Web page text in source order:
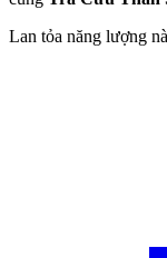
Lan tỏa năng lượng